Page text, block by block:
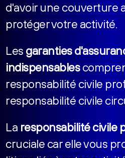
d'avoir une couverture
protéger votre activité.
Les garanties
indispensables
responsabilité civile
responsabilité civile
La responsabilité civile
cruciale car elle vous